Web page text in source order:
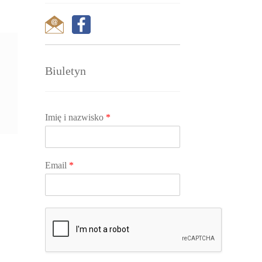
Biuletyn
Imię i nazwisko *
Email *